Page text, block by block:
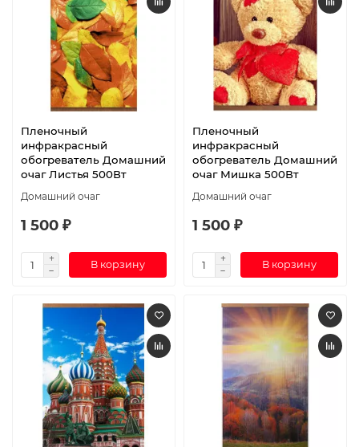
Пленочный
инфракрасный
обогреватель Домашний
очаг Листья 500Вт
Домашний очаг
1 500 ₽
В корзину
Пленочный
инфракрасный
обогреватель Домашний
очаг Мишка 500Вт
Домашний очаг
1 500 ₽
В корзину